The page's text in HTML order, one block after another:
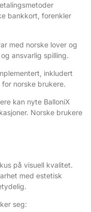
bankkort, forenkler
med norske lover og
ansvarlig spilling.
inkludert
norske brukere.
kan nyte BalloniX
Norske brukere
på visuell kvalitet.
med estetisk
seg: